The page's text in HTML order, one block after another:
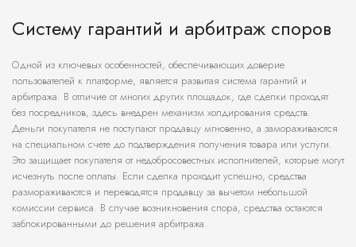
Систему гарантий и арбитраж споров
Одной из ключевых особенностей, обеспечивающих доверие
пользователей к платформе, является развитая система гарантий и
арбитража. В отличие от многих других площадок, где сделки проходят
без посредников, здесь внедрен механизм холдирования средств.
Деньги покупателя не поступают продавцу мгновенно, а замораживаются
на специальном счете до подтверждения получения товара или услуги.
Это защищает покупателя от недобросовестных исполнителей, которые могут
исчезнуть после оплаты. Если сделка проходит успешно, средства
размораживаются и переводятся продавцу за вычетом небольшой
комиссии сервиса. В случае возникновения спора, средства остаются
заблокированными до решения арбитража.